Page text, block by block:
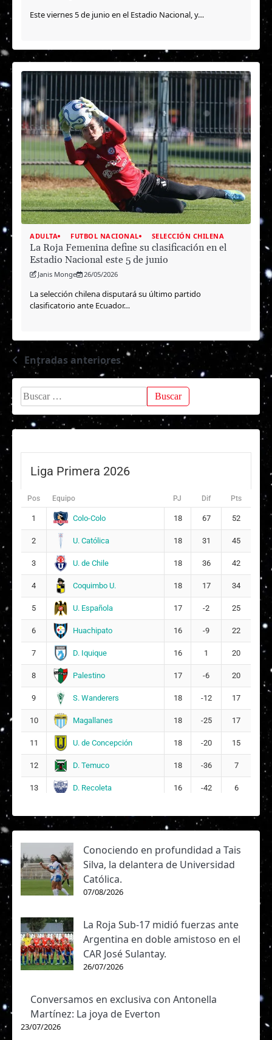
Este viernes 5 de junio en el Estadio Nacional, y…
ADULTA FUTBOL NACIONAL SELECCIÓN CHILENA
La Roja Femenina define su clasificación en el
Estadio Nacional este 5 de junio
Janis Monge 26/05/2026
La selección chilena disputará su último partido
clasificatorio ante Ecuador…
Navegación
de
entradas
Entradas anteriores
Buscar:
Liga Primera 2026
Pos Equipo PJ Dif Pts
1 Colo-Colo 18 67 52
2 U. Católica 18 31 45
3 U. de Chile 18 36 42
4 Coquimbo U. 18 17 34
5 U. Española 17 -2 25
6 Huachipato 16 -9 22
7 D. Iquique 16 1 20
8 Palestino 17 -6 20
9 S. Wanderers 18 -12 17
10 Magallanes 18 -25 17
11 U. de Concepción 18 -20 15
12 D. Temuco 18 -36 7
13 D. Recoleta 16 -42 6
Conociendo en profundidad a Tais
Silva, la delantera de Universidad
Católica.
07/08/2026
La Roja Sub-17 midió fuerzas ante
Argentina en doble amistoso en el
CAR José Sulantay.
26/07/2026
Conversamos en exclusiva con Antonella
Martínez: La joya de Everton
23/07/2026